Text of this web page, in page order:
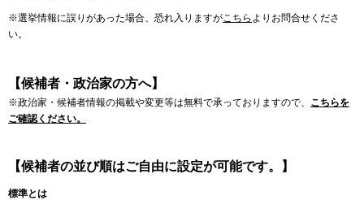
※選挙情報に誤りがあった場合、恐れ入りますがこちら よりお問合せくださ
い。
【候補者・政治家の方へ】
※政治家・候補者情報の掲載や変更等は無料で承っておりますので、 こちらを
ご確認ください。
【候補者の並び順はご自由に設定が可能です。】
標準とは